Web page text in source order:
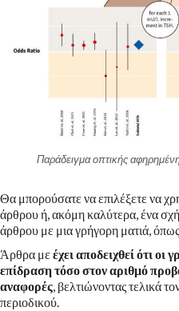
Παράδειγμα οπτικής
Θα μπορούσατε να επιλέξετε να
άρθρου ή, ακόμη καλύτερα, ένα
άρθρου με μια γρήγορη ματιά,
Άρθρα με έχει αποδειχθεί ότι οι
επίδραση τόσο στον αριθμό
αναφορές, βελτιώνοντας τελικά
περιοδικού.